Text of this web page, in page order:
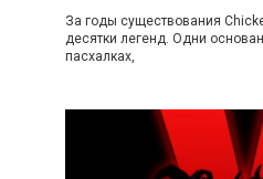
За годы существования
десятки легенд. Одни
пасхалках,